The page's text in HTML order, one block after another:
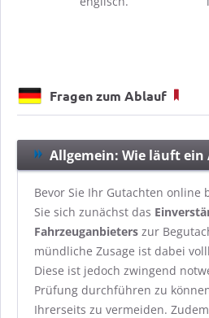
Fragen zum Ablauf
Allgemein: Wie läuft ein
Bevor Sie Ihr Gutachten online
Sie sich zunächst das
Fahrzeuganbieters zur
mündliche Zusage ist dabei
Diese ist jedoch zwingend
Prüfung durchführen zu
Ihrerseits zu vermeiden.